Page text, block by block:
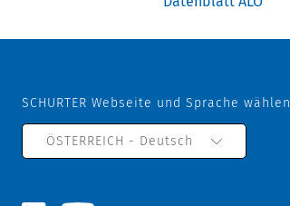
SCHURTER Webseite und Sprache wählen
ÖSTERREICH - Deutsch